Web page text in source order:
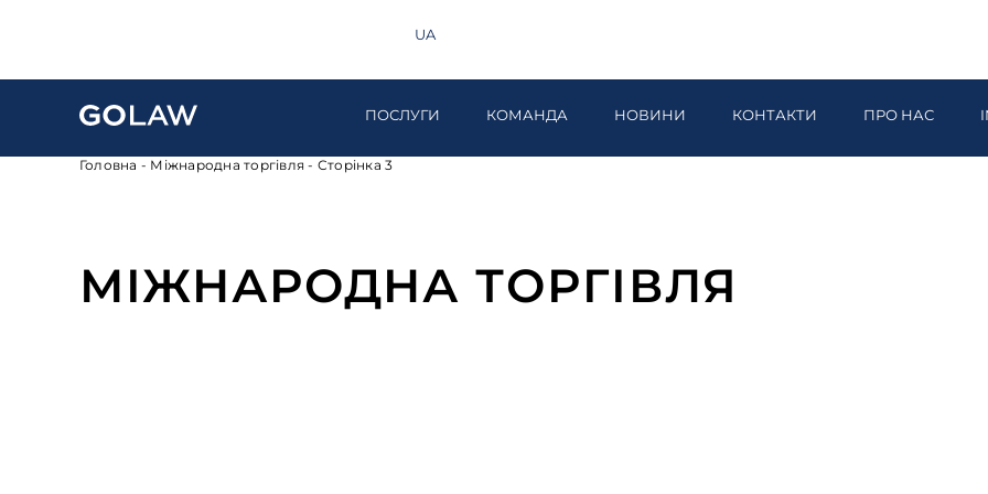
UA
ПОСЛУГИ КОМАНДА НОВИНИ КОНТАКТИ ПРО НАС
Головна - Міжнародна торгівля - Сторінка 3
МІЖНАРОДНА ТОРГІВЛЯ